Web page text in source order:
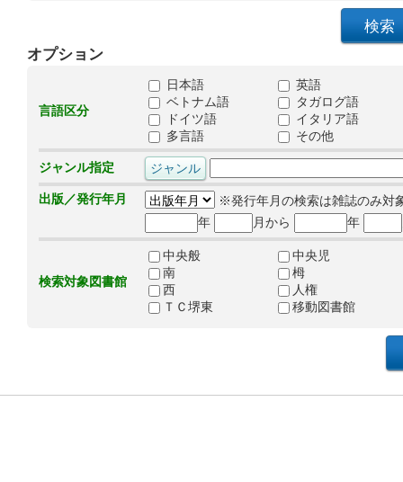
オプション
言語区分
日本語
英語
ベトナム語
タガログ語
ドイツ語
イタリア語
多言語
その他
ジャンル指定
出版／発行年月
※発行年月の検索は雑誌のみ対
年
月から 年
検索対象図書館
中央般
中央児
南
栂
西
人権
ＴＣ堺東
移動図書館